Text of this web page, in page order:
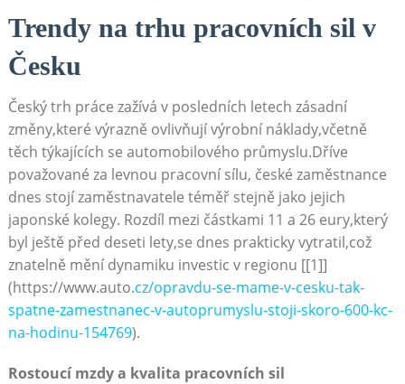
Trendy na ⁣trhu pracovních sil v
Česku
Český⁤ trh ⁣práce zažívá​ v posledních⁢ letech⁣ zásadní⁢
změny,které výrazně ovlivňují výrobní náklady,včetně
těch týkajících ⁤se automobilového ⁢průmyslu.Dříve
považované za levnou pracovní sílu, ‌české zaměstnance
dnes stojí zaměstnavatele ⁣téměř stejně jako jejich
japonské kolegy. ⁤Rozdíl mezi částkami⁢ 11 a ⁢26 eury,který
byl ještě před deseti lety,se dnes prakticky vytratil,což
znatelně mění dynamiku investic v⁢ regionu⁣ [[1]]
(https://www.auto.cz/opravdu-se-mame-v-cesku-tak-
spatne-zamestnanec-v-autoprumyslu-stoji-skoro-600-kc-
na-hodinu-154769).
Rostoucí mzdy a kvalita pracovních sil